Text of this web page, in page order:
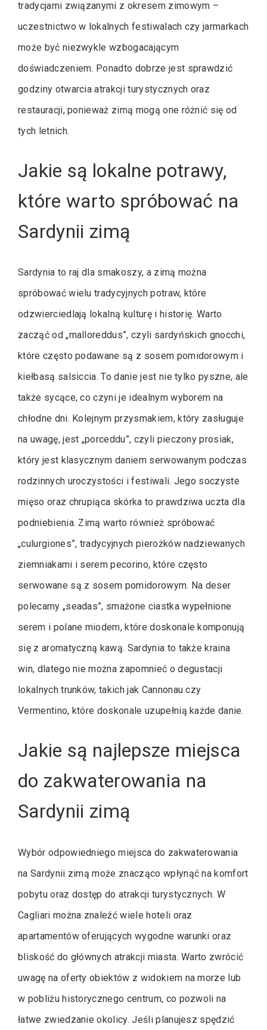
tradycjami związanymi z okresem zimowym –
uczestnictwo w lokalnych festiwalach czy jarmarkach
może być niezwykle wzbogacającym
doświadczeniem. Ponadto dobrze jest sprawdzić
godziny otwarcia atrakcji turystycznych oraz
restauracji, ponieważ zimą mogą one różnić się od
tych letnich.
Jakie są lokalne potrawy,
które warto spróbować na
Sardynii zimą
Sardynia to raj dla smakoszy, a zimą można
spróbować wielu tradycyjnych potraw, które
odzwierciedlają lokalną kulturę i historię. Warto
zacząć od „malloreddus”, czyli sardyńskich gnocchi,
które często podawane są z sosem pomidorowym i
kiełbasą salsiccia. To danie jest nie tylko pyszne, ale
także sycące, co czyni je idealnym wyborem na
chłodne dni. Kolejnym przysmakiem, który zasługuje
na uwagę, jest „porceddu”, czyli pieczony prosiak,
który jest klasycznym daniem serwowanym podczas
rodzinnych uroczystości i festiwali. Jego soczyste
mięso oraz chrupiąca skórka to prawdziwa uczta dla
podniebienia. Zimą warto również spróbować
„culurgiones”, tradycyjnych pierożków nadziewanych
ziemniakami i serem pecorino, które często
serwowane są z sosem pomidorowym. Na deser
polecamy „seadas”, smażone ciastka wypełnione
serem i polane miodem, które doskonale komponują
się z aromatyczną kawą. Sardynia to także kraina
win, dlatego nie można zapomnieć o degustacji
lokalnych trunków, takich jak Cannonau czy
Vermentino, które doskonale uzupełnią każde danie.
Jakie są najlepsze miejsca
do zakwaterowania na
Sardynii zimą
Wybór odpowiedniego miejsca do zakwaterowania
na Sardynii zimą może znacząco wpłynąć na komfort
pobytu oraz dostęp do atrakcji turystycznych. W
Cagliari można znaleźć wiele hoteli oraz
apartamentów oferujących wygodne warunki oraz
bliskość do głównych atrakcji miasta. Warto zwrócić
uwagę na oferty obiektów z widokiem na morze lub
w pobliżu historycznego centrum, co pozwoli na
łatwe zwiedzanie okolicy. Jeśli planujesz spędzić